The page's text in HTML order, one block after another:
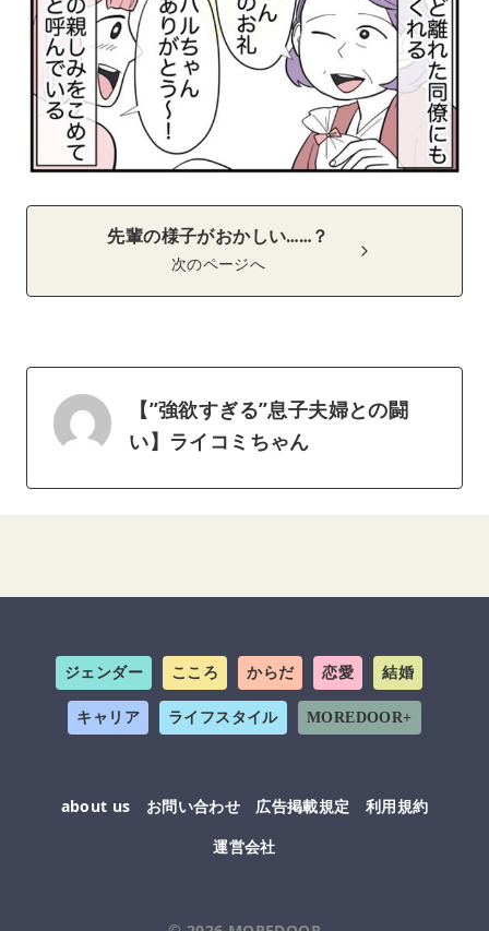
先輩の様子がおかしい……？
次のページへ
【”強欲すぎる”息子夫婦との闘
い】ライコミちゃん
ジェンダー こころ からだ 恋愛 結婚
キャリア ライフスタイル MOREDOOR+
about us お問い合わせ 広告掲載規定
利用規約
運営会社